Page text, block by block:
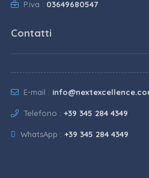
P.iva : 03649680547
Contatti
E-mail :
Telefono : +39 345 284 4349
WhatsApp : +39 345 284 4349